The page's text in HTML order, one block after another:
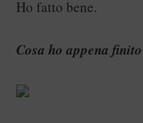
Ho fatto bene.
Cosa ho appena